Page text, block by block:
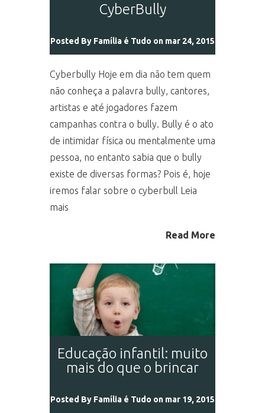
CyberBully
Posted By Família é Tudo on mar 24, 2015
Cyberbully Hoje em dia não tem quem
não conheça a palavra bully, cantores,
artistas e até jogadores fazem
campanhas contra o bully. Bully é o ato
de intimidar física ou mentalmente uma
pessoa, no entanto sabia que o bully
existe de diversas formas? Pois é, hoje
iremos falar sobre o cyberbull Leia
mais
Read More
Educação infantil: muito
mais do que o brincar
Posted By Família é Tudo on mar 19, 2015